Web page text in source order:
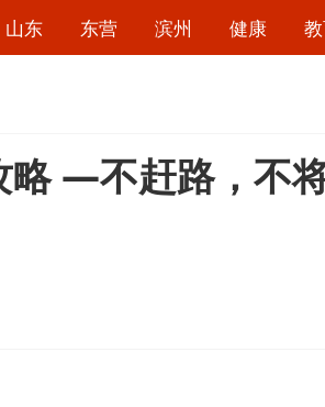
山东 东营 滨州 健康
略 —不赶路，不